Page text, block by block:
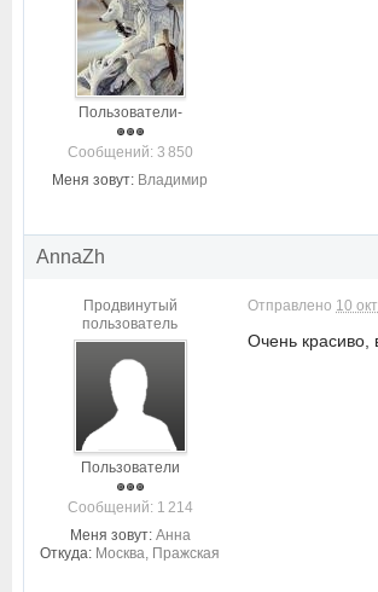
Пользователи-
Cообщений: 3 850
Меня зовут: Владимир
AnnaZh
Продвинутый
пользователь
Пользователи
Cообщений: 1 214
Меня зовут: Анна
Откуда: Москва, Пражская
Отправлено 10
Очень красиво,